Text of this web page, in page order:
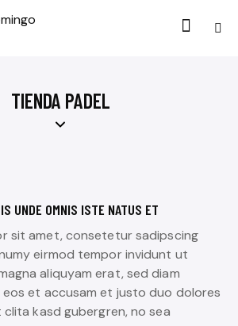
TIENDA PADEL
UNDE OMNIS ISTE NATUS ET
sit amet, consetetur sadipscing
eirmod tempor invidunt ut
aliquyam erat, sed diam
et accusam et justo duo dolores
kasd gubergren, no sea